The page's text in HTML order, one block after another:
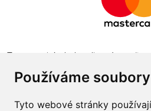
Používáme
Tyto webové stránky
Tento projekt byl realizován za
obchodu v programu The